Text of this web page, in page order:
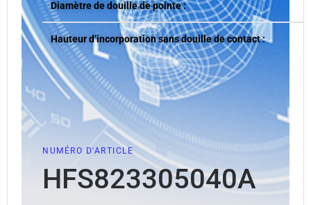
Diamètre de douille de pointe :
Hauteur d’incorporation sans douille de contact :
NUMÉRO D'ARTICLE
HFS823305040A